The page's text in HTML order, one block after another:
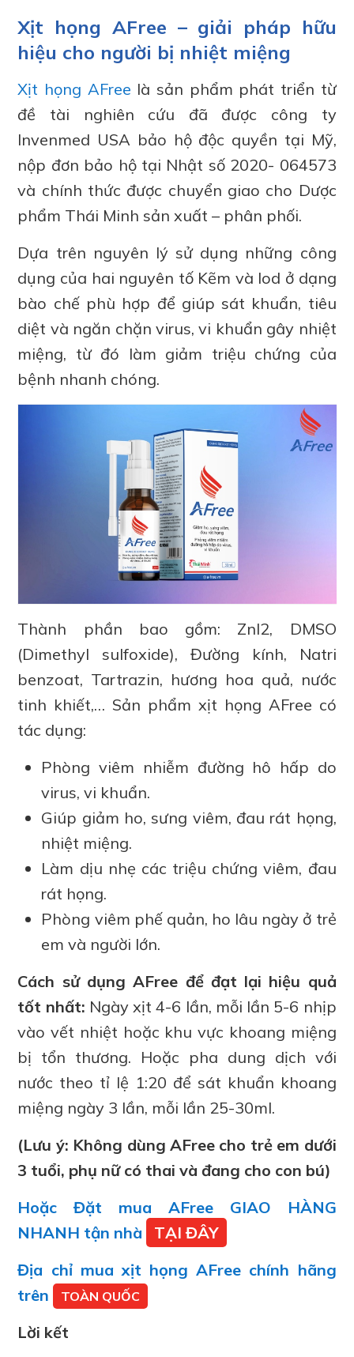
Xịt họng AFree – giải pháp hữu
hiệu cho người bị nhiệt miệng
Xịt họng AFree là sản phẩm phát triển từ
đề tài nghiên cứu đã được công ty
Invenmed USA bảo hộ độc quyền tại Mỹ,
nộp đơn bảo hộ tại Nhật số 2020- 064573
và chính thức được chuyển giao cho Dược
phẩm Thái Minh sản xuất – phân phối.
Dựa trên nguyên lý sử dụng những công
dụng của hai nguyên tố Kẽm và Iod ở dạng
bào chế phù hợp để giúp sát khuẩn, tiêu
diệt và ngăn chặn virus, vi khuẩn gây nhiệt
miệng, từ đó làm giảm triệu chứng của
bệnh nhanh chóng.
Thành phần bao gồm: ZnI2, DMSO
(Dimethyl sulfoxide), Đường kính, Natri
benzoat, Tartrazin, hương hoa quả, nước
tinh khiết,… Sản phẩm xịt họng AFree có
tác dụng:
Phòng viêm nhiễm đường hô hấp do
virus, vi khuẩn.
Giúp giảm ho, sưng viêm, đau rát họng,
nhiệt miệng.
Làm dịu nhẹ các triệu chứng viêm, đau
rát họng.
Phòng viêm phế quản, ho lâu ngày ở trẻ
em và người lớn.
Cách sử dụng AFree để đạt lại hiệu quả
tốt nhất: Ngày xịt 4-6 lần, mỗi lần 5-6 nhịp
vào vết nhiệt hoặc khu vực khoang miệng
bị tổn thương. Hoặc pha dung dịch với
nước theo tỉ lệ 1:20 để sát khuẩn khoang
miệng ngày 3 lần, mỗi lần 25-30ml.
(Lưu ý: Không dùng AFree cho trẻ em dưới
3 tuổi, phụ nữ có thai và đang cho con bú)
Hoặc Đặt mua AFree GIAO HÀNG
NHANH tận nhà
TẠI ĐÂY
Địa chỉ mua xịt họng AFree chính hãng
trên
TOÀN QUỐC
Lời kết